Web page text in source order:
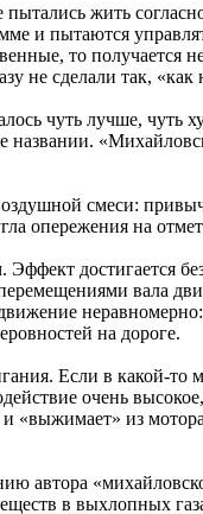
жить
и пытаются
то получается
не сделали так, «как
чуть лучше, чуть
ее названии.
смеси:
опережения на
достигается
вала
движение
на дороге.
Если в какой-то
очень
и «выжимает» из
автора
в выхлопных